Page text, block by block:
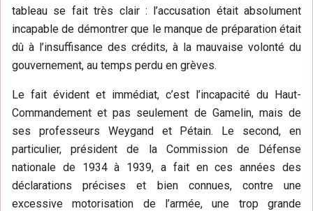
tableau se fait très clair : l’accusation était absolument
incapable de démontrer que le manque de préparation était
dû à l’insuffisance des crédits, à la mauvaise volonté du
gouvernement, au temps perdu en grèves.
Le fait évident et immédiat, c’est l’incapacité du Haut-
Commandement et pas seulement de Gamelin, mais de
ses professeurs Weygand et Pétain. Le second, en
particulier, président de la Commission de Défense
nationale de 1934 à 1939, a fait en ces années des
déclarations précises et bien connues, contre une
excessive motorisation de l’armée, une trop grande